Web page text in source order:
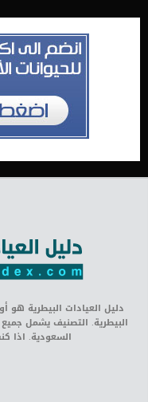
دليل العيادات البيطرية
البيطرية. التصنيف يشمل
السعودية. اذا